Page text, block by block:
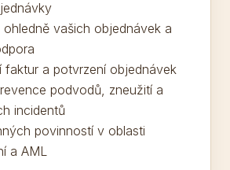
ohledně vašich objednávek a
faktur a potvrzení objednávek
podvodů, zneužití a
incidentů
povinností v oblasti
a AML